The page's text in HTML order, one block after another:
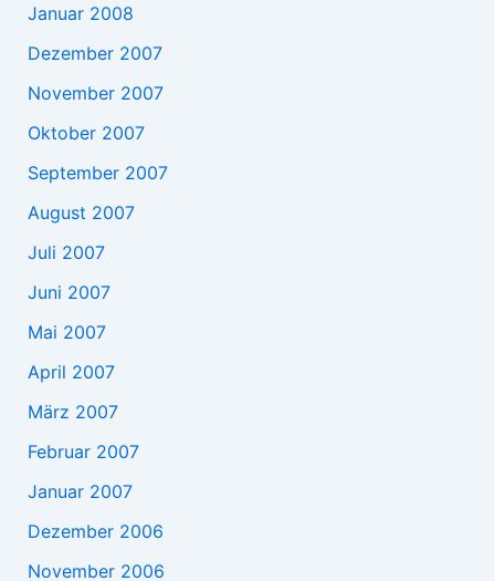
Januar 2008
Dezember 2007
November 2007
Oktober 2007
September 2007
August 2007
Juli 2007
Juni 2007
Mai 2007
April 2007
März 2007
Februar 2007
Januar 2007
Dezember 2006
November 2006